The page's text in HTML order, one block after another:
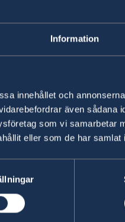
Information
innehållet och
även sådana
som vi samarbetar
eller som de har
svensk avlider
om hur man ska
och för
arrangerar normalt
det saknas
bevilja lån för sådana
utomlands
grundläggande
ytterligare villkor.